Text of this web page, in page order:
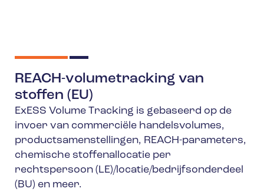
REACH-volumetracking van
stoffen (EU)
ExESS Volume Tracking is gebaseerd op de
invoer van commerciële handelsvolumes,
productsamenstellingen, REACH-parameters,
chemische stoffenallocatie per
rechtspersoon (LE)/locatie/bedrijfsonderdeel
(BU) en meer.